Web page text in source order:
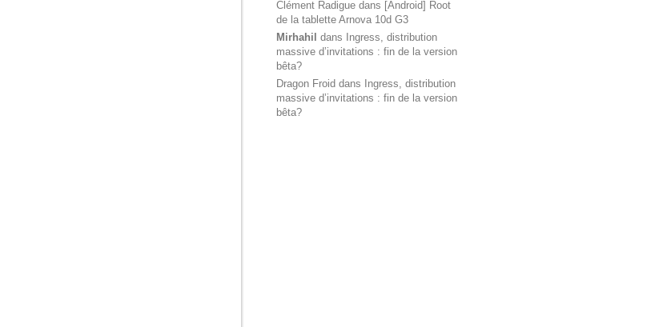
Clément Radigue dans [Android] Root
de la tablette Arnova 10d G3
Mirhahil dans Ingress, distribution
massive d’invitations : fin de la version
bêta?
Dragon Froid dans Ingress, distribution
massive d’invitations : fin de la version
bêta?